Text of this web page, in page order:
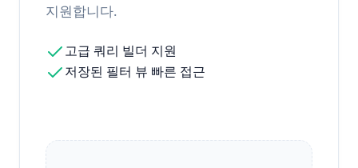
지원합니다.
고급 쿼리 빌더 지원
저장된 필터 뷰 빠른 접근